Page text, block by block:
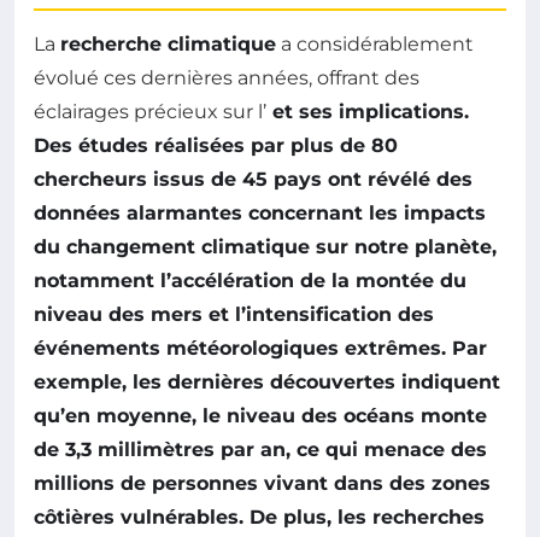
La recherche climatique a considérablement
évolué ces dernières années, offrant des
éclairages précieux sur l’ et ses implications.
Des études réalisées par plus de 80
chercheurs issus de 45 pays ont révélé des
données alarmantes concernant les impacts
du changement climatique sur notre planète,
notamment l’accélération de la montée du
niveau des mers et l’intensification des
événements météorologiques extrêmes. Par
exemple, les dernières découvertes indiquent
qu’en moyenne, le niveau des océans monte
de 3,3 millimètres par an, ce qui menace des
millions de personnes vivant dans des zones
côtières vulnérables. De plus, les recherches